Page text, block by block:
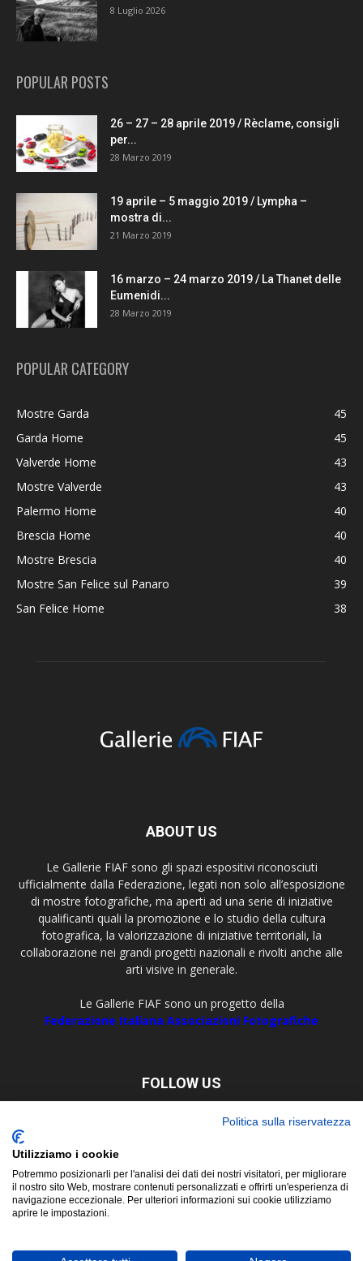
8 Luglio 2026
POPULAR POSTS
26 – 27 – 28 aprile 2019 / Rèclame, consigli
per...
28 Marzo 2019
19 aprile – 5 maggio 2019 / Lympha –
mostra di...
21 Marzo 2019
16 marzo – 24 marzo 2019 / La Thanet delle
Eumenidi...
28 Marzo 2019
POPULAR CATEGORY
Mostre Garda
45
Garda Home
45
Valverde Home
43
Mostre Valverde
43
Palermo Home
40
Brescia Home
40
Mostre Brescia
40
Mostre San Felice sul Panaro
39
San Felice Home
38
ABOUT US
Le Gallerie FIAF sono gli spazi espositivi riconosciuti
ufficialmente dalla Federazione, legati non solo all’esposizione
di mostre fotografiche, ma aperti ad una serie di iniziative
qualificanti quali la promozione e lo studio della cultura
fotografica, la valorizzazione di iniziative territoriali, la
collaborazione nei grandi progetti nazionali e rivolti anche alle
arti visive in generale.
Le Gallerie FIAF sono un progetto della
Federazione Italiana Associazioni Fotografiche
FOLLOW US
Politica sulla riservatezza
Utilizziamo i cookie
Potremmo posizionarli per l'analisi dei dati dei nostri visitatori, per migliorare
il nostro sito Web, mostrare contenuti personalizzati e offrirti un'esperienza di
navigazione eccezionale. Per ulteriori informazioni sui cookie utilizziamo
aprire le impostazioni.